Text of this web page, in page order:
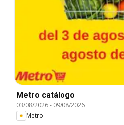
Metro catálogo
03/08/2026- 09/08/2026
Metro